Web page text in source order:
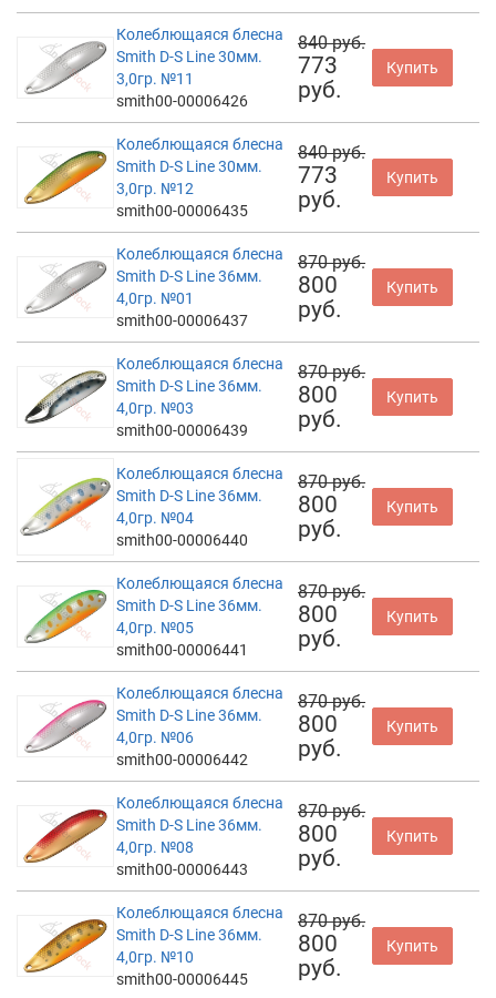
Колеблющаяся блесна
Smith D-S Line 30мм.
3,0гр. №11
smith00-00006426
840 руб.
773
руб.
Купить
Колеблющаяся блесна
Smith D-S Line 30мм.
3,0гр. №12
smith00-00006435
840 руб.
773
руб.
Купить
Колеблющаяся блесна
Smith D-S Line 36мм.
4,0гр. №01
smith00-00006437
870 руб.
800
руб.
Купить
Колеблющаяся блесна
Smith D-S Line 36мм.
4,0гр. №03
smith00-00006439
870 руб.
800
руб.
Купить
Колеблющаяся блесна
Smith D-S Line 36мм.
4,0гр. №04
smith00-00006440
870 руб.
800
руб.
Купить
Колеблющаяся блесна
Smith D-S Line 36мм.
4,0гр. №05
smith00-00006441
870 руб.
800
руб.
Купить
Колеблющаяся блесна
Smith D-S Line 36мм.
4,0гр. №06
smith00-00006442
870 руб.
800
руб.
Купить
Колеблющаяся блесна
Smith D-S Line 36мм.
4,0гр. №08
smith00-00006443
870 руб.
800
руб.
Купить
Колеблющаяся блесна
Smith D-S Line 36мм.
4,0гр. №10
smith00-00006445
870 руб.
800
руб.
Купить